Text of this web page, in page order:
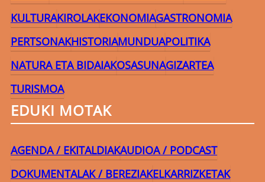
KULTURAKIROLAKEKONOMIAGASTRONOMIA
PERTSONAKHISTORIAMUNDUAPOLITIKA
NATURA ETA BIDAIAKOSASUNAGIZARTEA
TURISMOA
EDUKI MOTAK
AGENDA / EKITALDIAKAUDIOA / PODCAST
DOKUMENTALAK / BEREZIAKELKARRIZKETAK